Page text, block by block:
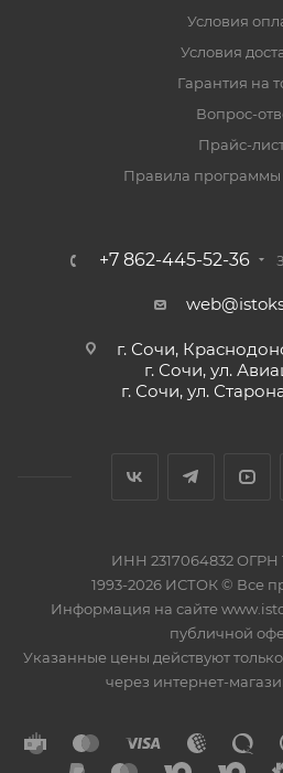
Условия
Условия
Гарантия на
Вопрос-
Прайс-
Правила программы
+7 862-445-52-36
г. Сочи,
г. Сочи, ул.
г. Сочи, ул.
ИНН 2317064832 ОГРН
1993-2026 ИСТОК © Все
Информация на сайте
публичной
Указанные цены действуют
через интернет-